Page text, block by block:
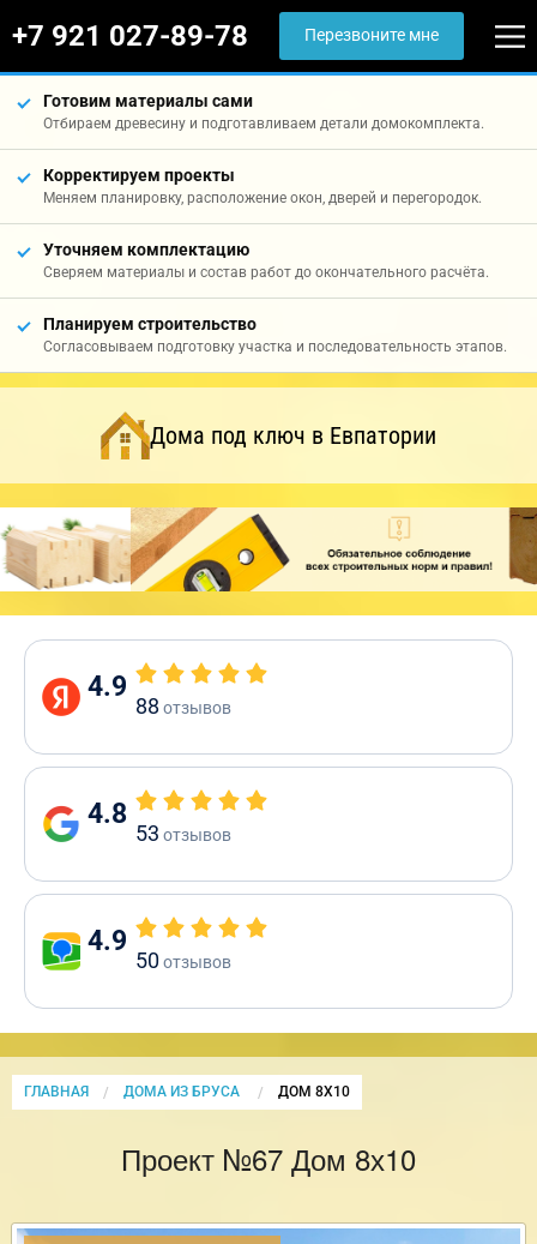
+7 921 027-89-78 Перезвоните мне
Готовим материалы сами
Отбираем древесину и подготавливаем детали домокомплекта.
Корректируем проекты
Меняем планировку, расположение окон, дверей и перегородок.
Уточняем комплектацию
Сверяем материалы и состав работ до окончательного расчёта.
Планируем строительство
Согласовываем подготовку участка и последовательность этапов.
Дома под ключ в Евпатории
4.9
88 отзывов
4.8
53 отзывов
4.9
50отзывов
ГЛАВНАЯ ДОМА ИЗ БРУСА CURRENT:
ДОМ 8Х10
Проект №67 Дом 8х10